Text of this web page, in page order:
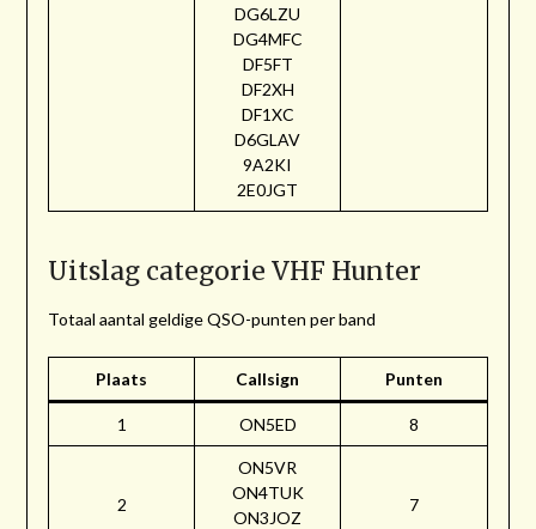
DG6LZU
DG4MFC
DF5FT
DF2XH
DF1XC
D6GLAV
9A2KI
2E0JGT
Uitslag categorie VHF Hunter
Totaal aantal geldige QSO-punten per band
Plaats Callsign Punten
1 ON5ED 8
2
ON5VR
ON4TUK
ON3JOZ
7